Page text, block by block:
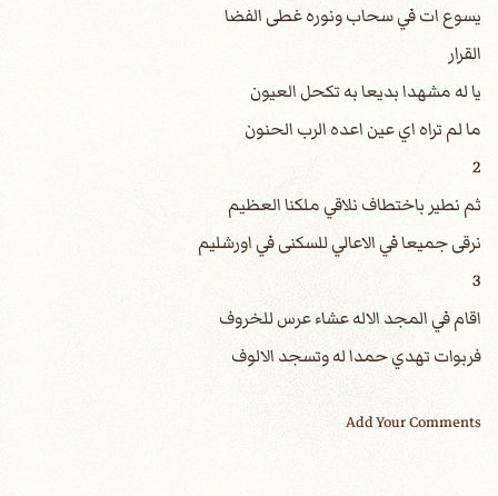
يسوع ات في سحاب ونوره غطى الفضا
القرار
يا له مشهدا بديعا به تكحل العيون
ما لم تراه اي عين اعده الرب الحنون
2
ثم نطير باختطاف نلاقي ملكنا العظيم
نرقى جميعا في الاعالي للسكنى في اورشليم
3
اقام في المجد الاله عشاء عرس للخروف
فربوات تهدي حمدا له وتسجد الالوف
Add Your Comments